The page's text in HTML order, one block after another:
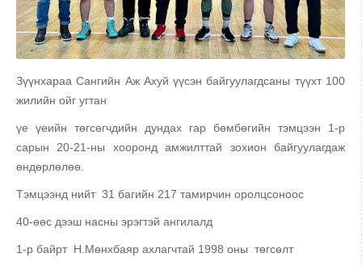
Зүүнхараа Сангийн Аж Ахуй үүсэн байгуулагдсаны түүхт 100
жилийн ойг угтан
үе үеийн төгсөгчдийн дундах гар бөмбөгийн тэмцээн 1-р
сарын 20-21-ны хооронд амжилттай зохион байгуулагдаж
өндөрлөлөө.
Тэмцээнд нийт 31 багийн 217 тамирчин оролцсоноос
40-өөс дээш насны эрэгтэй ангилалд
1-р байрт Н.Мөнхбаяр ахлагчтай 1998 оны төгсөлт